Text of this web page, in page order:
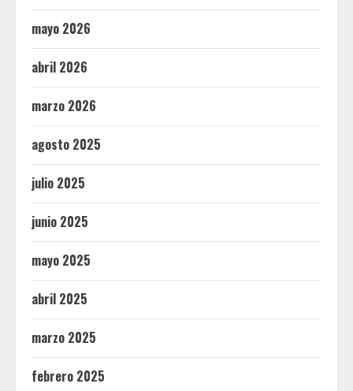
mayo 2026
abril 2026
marzo 2026
agosto 2025
julio 2025
junio 2025
mayo 2025
abril 2025
marzo 2025
febrero 2025